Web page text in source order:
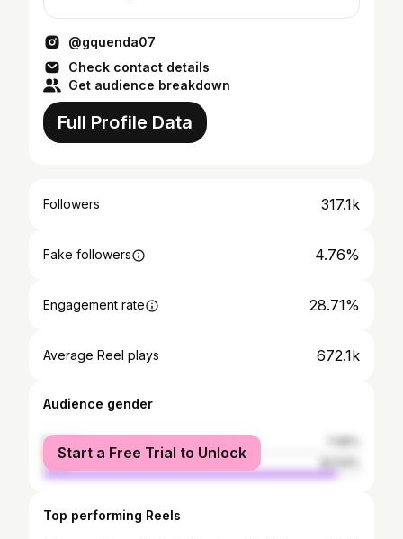
@gquenda07
Check contact details
Get audience breakdown
Full Profile Data
Followers 317.1k
Fake followers 4.76%
Engagement rate 28.71%
Average Reel plays 672.1k
Audience gender
female
male
Start a Free Trial to Unlock
Top performing Reels